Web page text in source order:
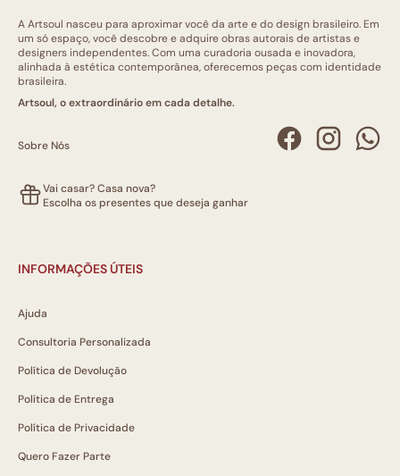
A Artsoul nasceu para aproximar você da arte e do design brasileiro. Em
um só espaço, você descobre e adquire obras autorais de artistas e
designers independentes. Com uma curadoria ousada e inovadora,
alinhada à estética contemporânea, oferecemos peças com identidade
brasileira.
Artsoul, o extraordinário em cada detalhe.
Sobre Nós
Vai casar? Casa nova?
Escolha os presentes que deseja ganhar
INFORMAÇÕES ÚTEIS
Ajuda
Consultoria Personalizada
Política de Devolução
Política de Entrega
Política de Privacidade
Quero Fazer Parte